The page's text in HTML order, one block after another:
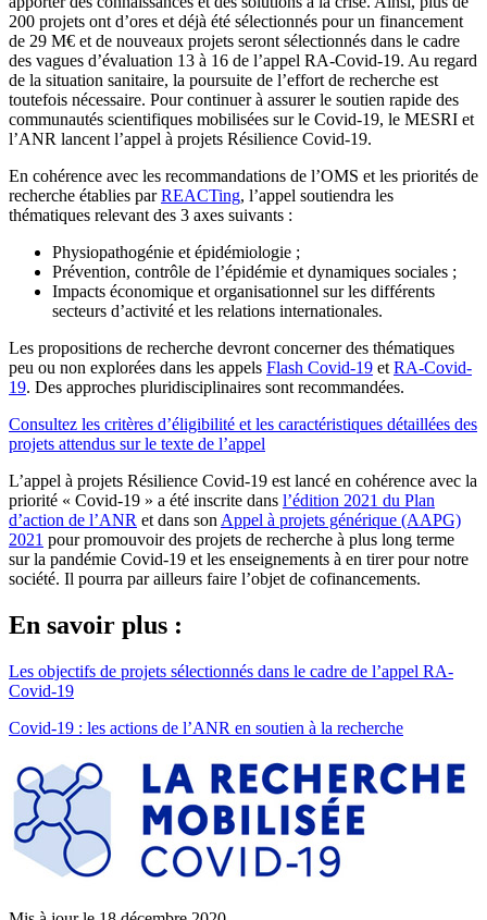
200 projets ont d’ores et déjà été sélectionnés pour un financement
de 29 M€ et de nouveaux projets seront sélectionnés dans le cadre
des vagues d’évaluation 13 à 16 de l’appel RA-Covid-19. Au regard
de la situation sanitaire, la poursuite de l’effort de recherche est
toutefois nécessaire. Pour continuer à assurer le soutien rapide des
communautés scientifiques mobilisées sur le Covid-19, le MESRI et
l’ANR lancent l’appel à projets Résilience Covid-19.
En cohérence avec les recommandations de l’OMS et les priorités de
recherche établies parREACTing, l’appel soutiendra les
thématiques relevant des 3 axes suivants :
Physiopathogénie et épidémiologie ;
Prévention, contrôle de l’épidémie et dynamiques sociales ;
Impacts économique et organisationnel sur les différents
secteurs d’activité et les relations internationales.
Les propositions de recherche devront concerner des thématiques
peu ou non explorées dans les appels Flash Covid-19 et RA-Covid-
19. Des approches pluridisciplinaires sont recommandées.
Consultez les critères d’éligibilité et les caractéristiques détaillées des
projets attendus sur le texte de l’appel
L’appel à projets Résilience Covid-19 est lancé en cohérence avec la
priorité « Covid-19 » a été inscrite dans l’édition 2021 du Plan
d’action de l’ANR et dans son Appel à projets générique (AAPG)
2021 pour promouvoir des projets de recherche à plus long terme
sur la pandémie Covid-19 et les enseignements à en tirer pour notre
société. Il pourra par ailleurs faire l’objet de cofinancements.
En savoir plus :
Les objectifs de projets sélectionnés dans le cadre de l’appel RA-
Covid-19
Covid-19 : les actions de l’ANR en soutien à la recherche